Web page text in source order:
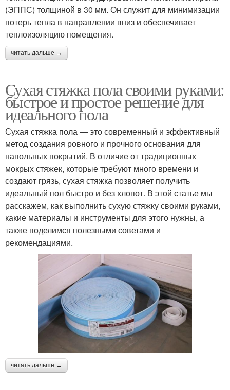
(ЭППС) толщиной в 30 мм. Он служит для минимизации
потерь тепла в направлении вниз и обеспечивает
теплоизоляцию помещения.
читать дальше →
Сухая стяжка пола своими руками:
быстрое и простое решение для
идеального пола
Сухая стяжка пола — это современный и эффективный
метод создания ровного и прочного основания для
напольных покрытий. В отличие от традиционных
мокрых стяжек, которые требуют много времени и
создают грязь, сухая стяжка позволяет получить
идеальный пол быстро и без хлопот. В этой статье мы
расскажем, как выполнить сухую стяжку своими руками,
какие материалы и инструменты для этого нужны, а
также поделимся полезными советами и
рекомендациями.
читать дальше →